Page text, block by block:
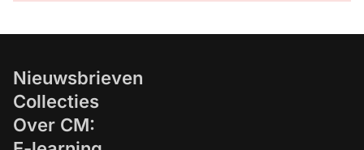
Nieuwsbrieven
Collecties
Over CM: